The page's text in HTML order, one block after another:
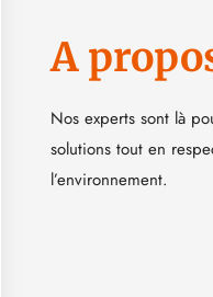
A
Nos experts sont là
solutions tout en
l’environnement.